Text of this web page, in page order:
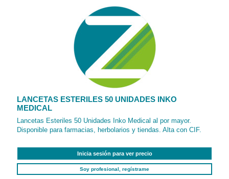
LANCETAS ESTERILES 50 UNIDADES INKO
MEDICAL
Lancetas Esteriles 50 Unidades Inko Medical al por mayor.
Disponible para farmacias, herbolarios y tiendas. Alta con CIF.
Inicia sesión para ver precio
Soy profesional, regístrame